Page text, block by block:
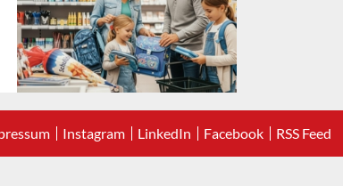
Instagram LinkedIn Facebook RSS Feed